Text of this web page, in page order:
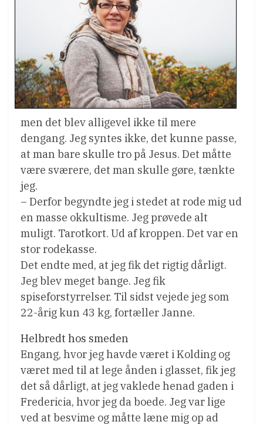
men det blev alligevel ikke til mere
dengang. Jeg syntes ikke, det kunne passe,
at man bare skulle tro på Jesus. Det måtte
være sværere, det man skulle gøre, tænkte
jeg.
– Derfor begyndte jeg i stedet at rode mig ud
en masse okkultisme. Jeg prøvede alt
muligt. Tarotkort. Ud af kroppen. Det var en
stor rodekasse.
Det endte med, at jeg fik det rigtig dårligt.
Jeg blev meget bange. Jeg fik
spiseforstyrrelser. Til sidst vejede jeg som
22-årig kun 43 kg, fortæller Janne.
Helbredt hos smeden
Engang, hvor jeg havde været i Kolding og
været med til at lege ånden i glasset, fik jeg
det så dårligt, at jeg vaklede henad gaden i
Fredericia, hvor jeg da boede. Jeg var lige
ved at besvime og måtte læne mig op ad